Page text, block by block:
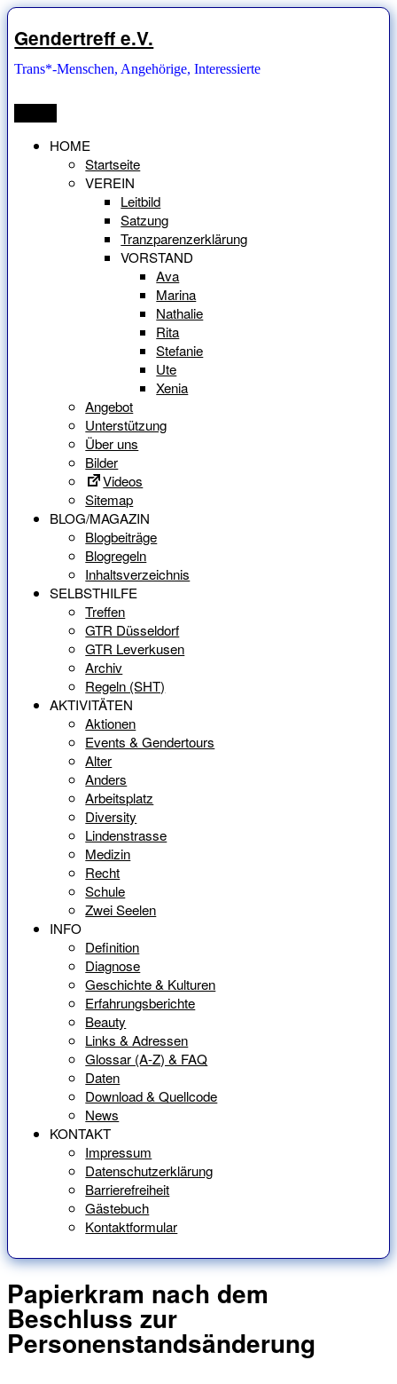
Zum
Inhalt
springen
Gendertreff e.V.
Trans*-Menschen, Angehörige, Interessierte
HOME
Startseite
VEREIN
Leitbild
Satzung
Tranzparenzerklärung
VORSTAND
Ava
Marina
Nathalie
Rita
Stefanie
Ute
Xenia
Angebot
Unterstützung
Über uns
Bilder
Videos
Sitemap
BLOG/MAGAZIN
Blogbeiträge
Blogregeln
Inhaltsverzeichnis
SELBSTHILFE
Treffen
GTR Düsseldorf
GTR Leverkusen
Archiv
Regeln (SHT)
AKTIVITÄTEN
Aktionen
Events & Gendertours
Alter
Anders
Arbeitsplatz
Diversity
Lindenstrasse
Medizin
Recht
Schule
Zwei Seelen
INFO
Definition
Diagnose
Geschichte & Kulturen
Erfahrungsberichte
Beauty
Links & Adressen
Glossar (A-Z) & FAQ
Daten
Download & Quellcode
News
KONTAKT
Impressum
Datenschutzerklärung
Barrierefreiheit
Gästebuch
Kontaktformular
Papierkram nach dem
Beschluss zur
Personenstandsänderung